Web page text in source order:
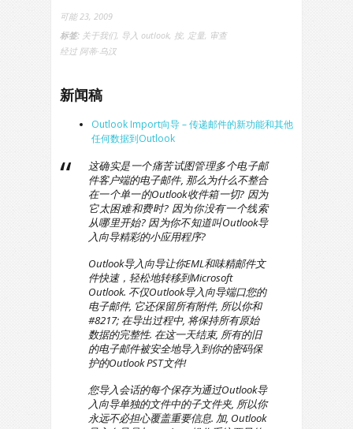
可能 23, 2009
标签: 关于我们, 导入 outlook, 按, 定量, 审查
经过 阿蒂·乌汉
新闻稿
Outlook Import向导 – 传递邮件的新功能和其他
任何数据到Outlook
这确实是一个痛苦试图管理多个电子邮
件客户端的电子邮件, 那么为什么不整合
在一个单一的Outlook收件箱一切? 因为
它太困难和费时? 因为你没有一个线索
从哪里开始? 因为你不知道叫Outlook导
入向导精彩的小应用程序?
Outlook导入向导让你EML和味精邮件文
件快速，轻松地转移到Microsoft
Outlook. 不仅Outlook导入向导端口您的
电子邮件, 它还保留所有附件, 所以你和
#8217; 在导出过程中, 将保持所有原始
数据的完整性. 在这一天结束, 所有的旧
的电子邮件被安全地导入到你的密码保
护的Outlook PST文件!
您导入会话的每个保存为通过Outlook导
入向导单独的文件中的子文件夹, 所以你
永远不必担心覆盖重要信息. 加, Outlook